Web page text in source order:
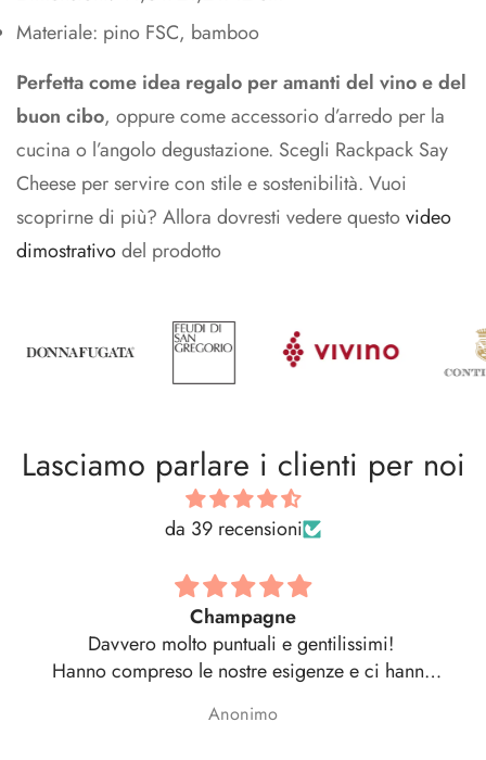
Materiale: pino FSC, bamboo
Perfetta come idea regalo per amanti del vino e del
buon cibo, oppure come accessorio d’arredo per la
cucina o l’angolo degustazione. Scegli Rackpack Say
Cheese per servire con stile e sostenibilità. Vuoi
scoprirne di più? Allora dovresti vedere questovideo
dimostrativodel prodotto
Lasciamo parlare i clienti per noi
da 39 recensioni
Champagne
Davvero molto puntuali e gentilissimi!
Hanno compreso le nostre esigenze e ci hanno
Anonimo